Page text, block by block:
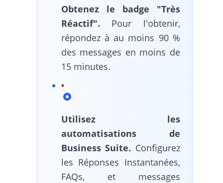
Obtenez le badge "Très
Réactif". Pour l'obtenir,
répondez à au moins 90 %
des messages en moins de
15 minutes.
Utilisez les
automatisations de
Business Suite. Configurez
les Réponses Instantanées,
FAQs, et messages